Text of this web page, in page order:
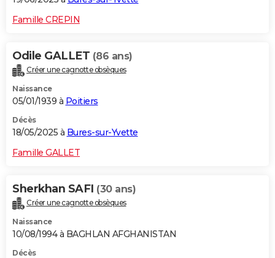
Famille CREPIN
Odile GALLET (86 ans)
Créer une cagnotte obsèques
Naissance
05/01/1939 à Poitiers
Décès
18/05/2025 à Bures-sur-Yvette
Famille GALLET
Sherkhan SAFI (30 ans)
Créer une cagnotte obsèques
Naissance
10/08/1994 à BAGHLAN AFGHANISTAN
Décès